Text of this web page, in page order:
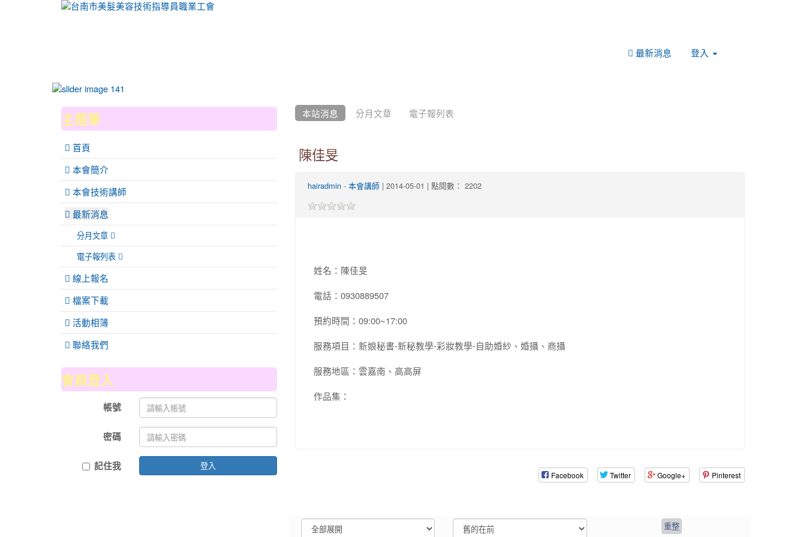
最新消息 登入
本站消息 分月文章 電子報列表
陳佳旻
hairadmin - 本會講師 | 2014-05-01 | 點閱數： 2202
姓名：陳佳旻
電話：0930889507
預約時間：09:00~17:00
服務項目：新娘秘書-新秘教學-彩妝教學-自助婚紗、婚攝、商攝
服務地區：雲嘉南、高高屏
作品集：
Facebook Twitter Google+ Pinterest
:::主選單
 首頁
本會簡介
本會技術講師
最新消息
分月文章
電子報列表
線上報名
檔案下載
活動相簿
聯絡我們
會員登入
帳號
密碼
記住我 登入